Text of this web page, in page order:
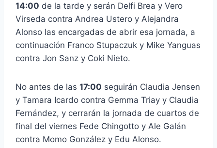
14:00 de la tarde y serán Delfi Brea y Vero
Virseda contra Andrea Ustero y Alejandra
Alonso las encargadas de abrir esa jornada, a
continuación Franco Stupaczuk y Mike Yanguas
contra Jon Sanz y Coki Nieto.
No antes de las 17:00 seguirán Claudia Jensen
y Tamara Icardo contra Gemma Triay y Claudia
Fernández, y cerrarán la jornada de cuartos de
final del viernes Fede Chingotto y Ale Galán
contra Momo González y Edu Alonso.